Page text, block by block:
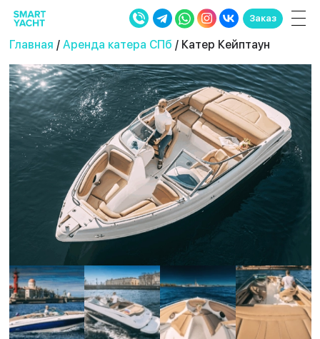
Заказ
Главная / Аренда катера СПб / Катер Кейптаун